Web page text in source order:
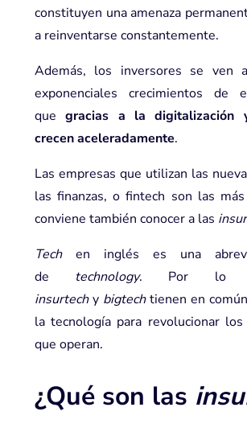
constituyen una amenaza
a reinventarse constantemente.
Además, los inversores se ven
exponenciales crecimientos de
quegracias a la digitalización
crecen aceleradamente.
Las empresas que utilizan las
las finanzas, o fintech son las
conviene también conocer a las
Techen inglés es una
de technology. Por lo
insurtechybigtechtienen en
la tecnología para revolucionar
que operan.
¿Qué son las